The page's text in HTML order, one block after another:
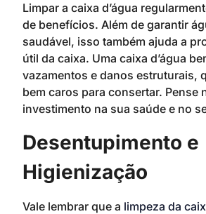
Limpar a caixa d’água
de benefícios. Além de garantir
saudável, isso também ajuda a
útil da caixa. Uma caixa d’água
vazamentos e danos estruturais,
bem caros para consertar. Pense
investimento na sua saúde e no
Desentupimento e
Higienização
Vale lembrar que a limpeza da